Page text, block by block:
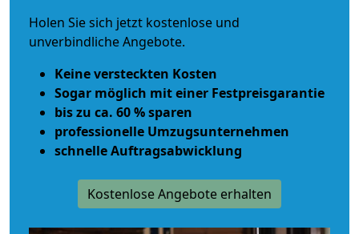
Holen Sie sich jetzt kostenlose und
unverbindliche Angebote.
Keine versteckten Kosten
Sogar möglich mit einer Festpreisgarantie
bis zu ca. 60 % sparen
professionelle Umzugsunternehmen
schnelle Auftragsabwicklung
Kostenlose Angebote erhalten